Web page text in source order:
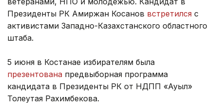
Президенты РК Амиржан Косанов встретился с
активистами Западно-Казахстанского областного
штаба.
5 июня в Костанае избирателям была
презентована предвыборная программа
кандидата в Президенты РК от НДПП «Ауыл»
Толеутая Рахимбекова.